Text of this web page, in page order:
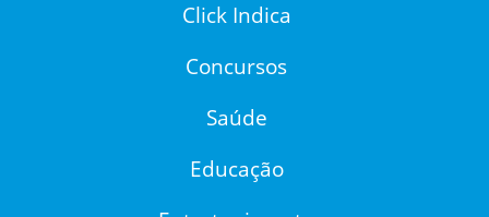
Click Indica
Concursos
Saúde
Educação